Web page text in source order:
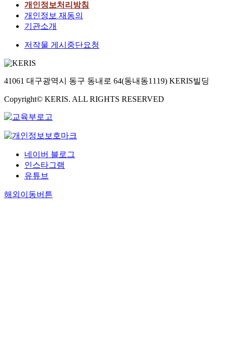
개인정보처리방침
개인정보 재동의
기관소개
저작물 게시중단요청
41061 대구광역시 동구 동내로 64(동내동1119) KERIS빌딩
Copyright© KERIS. ALL RIGHTS RESERVED
네이버 블로그
인스타그램
유튜브
해외이동버튼